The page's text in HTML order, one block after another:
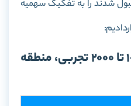
شدند را به تفکیک سهمیه
لیست قبولی با رتبه 1000 تا 2000 تجربی، منطقه